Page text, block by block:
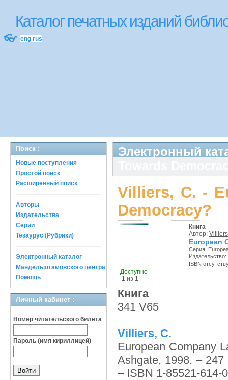
Каталог печатных изданий
👓 eng rus
Поиск :
Новые поступления
Простой поиск
Расширенный поиск
Авторы
Издательства
Серии
Тезаурус (Рубрики)
Электронный каталог
Мандельштамовского центра
Помощь
Личный кабинет :
Номер читательского билета
Пароль (имя кириллицей)
Электронный
Villiers, C. -
Democracy?
Доступно
1 из 1
Книга
Автор:
European
Серия:
Издательство:
ISBN
Книга
341 V65
Villiers, C.
European Company
Ashgate, 1998. –
– ISBN 1-85521-614-